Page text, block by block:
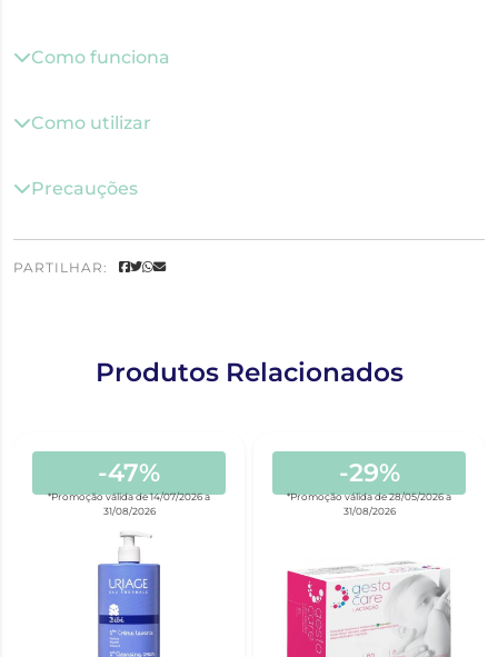
Como funciona
Como utilizar
Precauções
PARTILHAR:
Produtos Relacionados
-47%
*Promoção válida de 14/07/2026 a
31/08/2026
-29%
*Promoção válida de 28/05/2026 a
31/08/2026